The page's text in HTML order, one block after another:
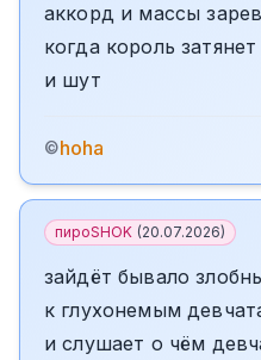
аккорд и массы
когда король
и шут
©hoha
пироSHOK (20.07.2026)
зайдёт бывало
к глухонемым
и слушает о чём